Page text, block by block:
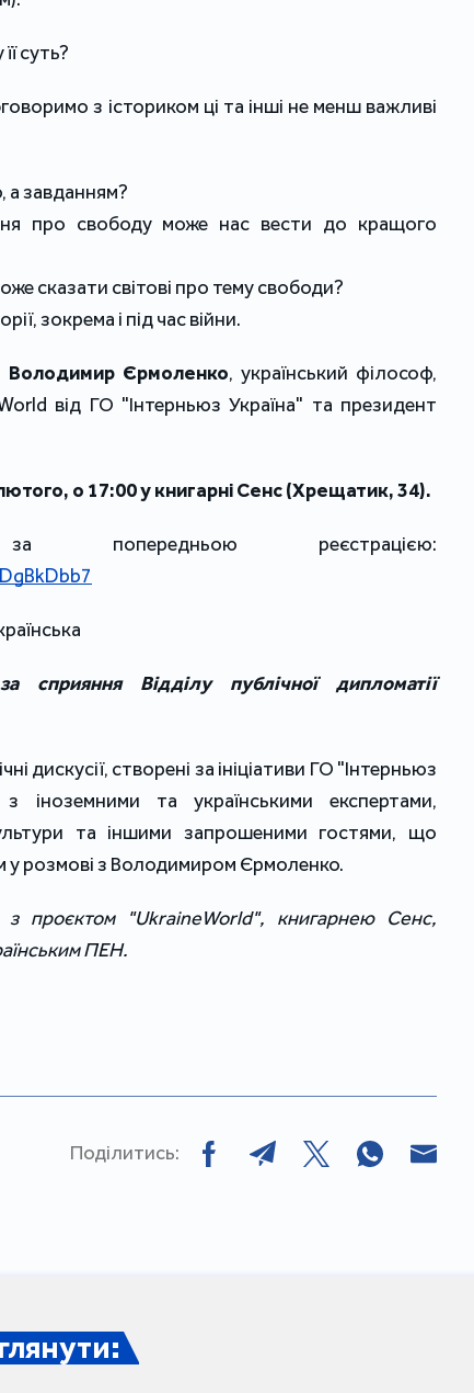
суть?
з істориком ці та інші не менш важливі
а завданням?
про свободу може нас вести до кращого
сказати світові про тему свободи?
зокрема і під час війни.
Володимир Єрмоленко, український філософ,
від ГО "Інтерньюз Україна" та президент
о 17:00 у книгарні Сенс (Хрещатик, 34).
сприяння Відділу публічної дипломатії
дискусії, створені за ініціативи ГО "Інтерньюз
іноземними та українськими експертами,
та іншими запрошеними гостями, що
у розмові з Володимиром Єрмоленко.
з проєктом "UkraineWorld", книгарнею Сенс,
ПЕН.
Поділитись: